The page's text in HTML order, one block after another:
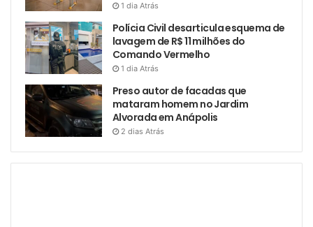
1 dia Atrás
Polícia Civil desarticula esquema de
lavagem de R$ 11 milhões do
Comando Vermelho
1 dia Atrás
Preso autor de facadas que
mataram homem no Jardim
Alvorada em Anápolis
2 dias Atrás